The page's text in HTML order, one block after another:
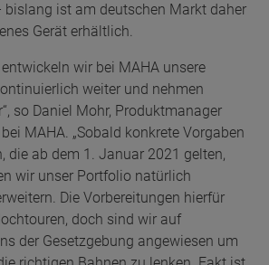
ist am deutschen Markt daher
Gerät erhältlich.
wir bei MAHA unsere
weiter und nehmen
so Daniel Mohr, Produktmanager
MAHA. „Sobald konkrete Vorgaben
die ab dem 1. Januar 2021 gelten,
wir unser Portfolio natürlich
Die Vorbereitungen hierfür
doch sind wir auf
der Gesetzgebung angewiesen um